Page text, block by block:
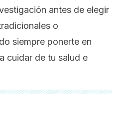
antes de elegir
o
siempre ponerte en
cuidar de tu salud e